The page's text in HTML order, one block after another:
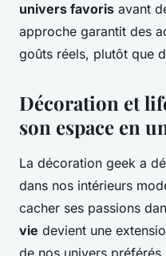
univers favoris avant
approche garantit des
goûts réels, plutôt que
Décoration et
son espace en
La décoration geek a
dans nos intérieurs
cacher ses passions
vie devient une